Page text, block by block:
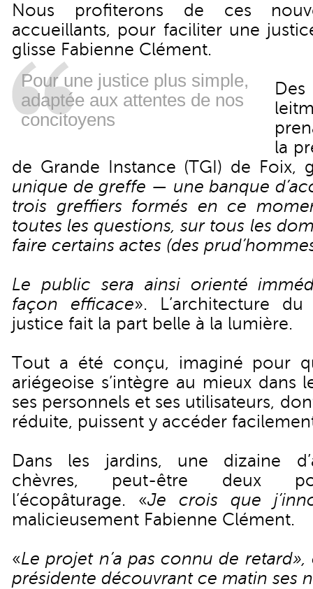
Nous profiterons de ces
accueillants, pour faciliter une
glisse Fabienne Clément.
Pour une justice plus simple,
adaptée aux attentes de nos
concitoyens
la
de Grande Instance (TGI) de Foix,
unique de greffe — une banque
trois greffiers formés en ce
toutes les questions, sur tous les
faire certains actes (des
Le public sera ainsi orienté
façon efficace». L’architecture
justice fait la part belle à la lumière.
Tout a été conçu, imaginé pour
ariégeoise s’intègre au mieux dans
ses personnels et ses utilisateurs,
réduite, puissent y accéder
Dans les jardins, une dizaine
chèvres, peut-être deux
l’écopâturage. «Je crois que
malicieusement Fabienne Clément.
«Le projet n’a pas connu de
présidente découvrant ce matin ses